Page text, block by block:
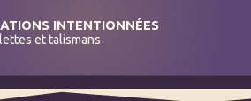
INTENTIONNÉES
et talismans